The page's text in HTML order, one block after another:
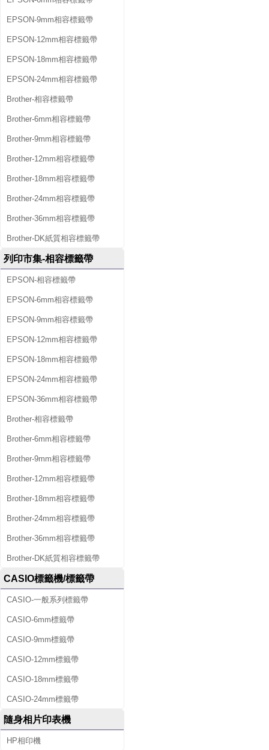
EPSON-9mm相容標籤帶
EPSON-12mm相容標籤帶
EPSON-18mm相容標籤帶
EPSON-24mm相容標籤帶
Brother-相容標籤帶
Brother-6mm相容標籤帶
Brother-9mm相容標籤帶
Brother-12mm相容標籤帶
Brother-18mm相容標籤帶
Brother-24mm相容標籤帶
Brother-36mm相容標籤帶
Brother-DK紙質相容標籤帶
列印市集-相容標籤帶
EPSON-相容標籤帶
EPSON-6mm相容標籤帶
EPSON-9mm相容標籤帶
EPSON-12mm相容標籤帶
EPSON-18mm相容標籤帶
EPSON-24mm相容標籤帶
EPSON-36mm相容標籤帶
Brother-相容標籤帶
Brother-6mm相容標籤帶
Brother-9mm相容標籤帶
Brother-12mm相容標籤帶
Brother-18mm相容標籤帶
Brother-24mm相容標籤帶
Brother-36mm相容標籤帶
Brother-DK紙質相容標籤帶
CASIO標籤機/標籤帶
CASIO-一般系列標籤帶
CASIO-6mm標籤帶
CASIO-9mm標籤帶
CASIO-12mm標籤帶
CASIO-18mm標籤帶
CASIO-24mm標籤帶
隨身相片印表機
HP相印機